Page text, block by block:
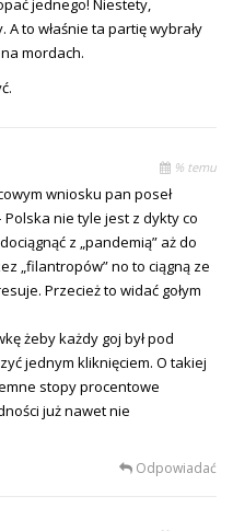
jednego! Niestety,
to właśnie ta partię wybrały
mordach.
% temu
wniosku pan poseł
Polska nie tyle jest z dykty co
z „pandemią” aż do
„filantropów” no to ciągną ze
Przecież to widać gołym
żeby każdy goj był pod
jednym kliknięciem. O takiej
stopy procentowe
już nawet nie
Odpowiadać